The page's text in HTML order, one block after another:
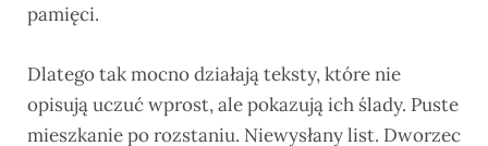
pamięci.
Dlatego tak mocno działają teksty, które nie
opisują uczuć wprost, ale pokazują ich ślady. Puste
mieszkanie po rozstaniu. Niewysłany list. Dworzec